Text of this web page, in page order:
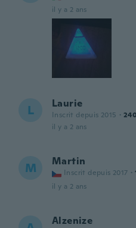
il y a 2 ans
L Laurie
Inscrit depuis 2015 · 240
il y a 2 ans
M Martin
Inscrit depuis 2017 ·
il y a 2 ans
Alzenize